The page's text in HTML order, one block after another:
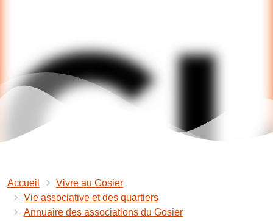
Accueil
Vivre au Gosier
Vie associative et des quartiers
Annuaire des associations du Gosier